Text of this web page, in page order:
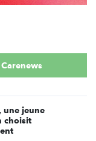
Carenews
une jeune
choisit